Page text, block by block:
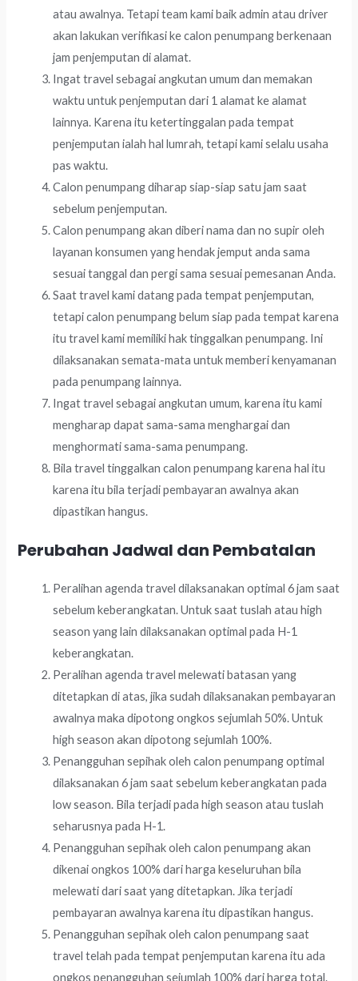
atau awalnya. Tetapi team kami baik admin atau driver
akan lakukan verifikasi ke calon penumpang berkenaan
jam penjemputan di alamat.
Ingat travel sebagai angkutan umum dan memakan
waktu untuk penjemputan dari 1 alamat ke alamat
lainnya. Karena itu ketertinggalan pada tempat
penjemputan ialah hal lumrah, tetapi kami selalu usaha
pas waktu.
Calon penumpang diharap siap-siap satu jam saat
sebelum penjemputan.
Calon penumpang akan diberi nama dan no supir oleh
layanan konsumen yang hendak jemput anda sama
sesuai tanggal dan pergi sama sesuai pemesanan Anda.
Saat travel kami datang pada tempat penjemputan,
tetapi calon penumpang belum siap pada tempat karena
itu travel kami memiliki hak tinggalkan penumpang. Ini
dilaksanakan semata-mata untuk memberi kenyamanan
pada penumpang lainnya.
Ingat travel sebagai angkutan umum, karena itu kami
mengharap dapat sama-sama menghargai dan
menghormati sama-sama penumpang.
Bila travel tinggalkan calon penumpang karena hal itu
karena itu bila terjadi pembayaran awalnya akan
dipastikan hangus.
Perubahan Jadwal dan Pembatalan
Peralihan agenda travel dilaksanakan optimal 6 jam saat
sebelum keberangkatan. Untuk saat tuslah atau high
season yang lain dilaksanakan optimal pada H-1
keberangkatan.
Peralihan agenda travel melewati batasan yang
ditetapkan di atas, jika sudah dilaksanakan pembayaran
awalnya maka dipotong ongkos sejumlah 50%. Untuk
high season akan dipotong sejumlah 100%.
Penangguhan sepihak oleh calon penumpang optimal
dilaksanakan 6 jam saat sebelum keberangkatan pada
low season. Bila terjadi pada high season atau tuslah
seharusnya pada H-1.
Penangguhan sepihak oleh calon penumpang akan
dikenai ongkos 100% dari harga keseluruhan bila
melewati dari saat yang ditetapkan. Jika terjadi
pembayaran awalnya karena itu dipastikan hangus.
Penangguhan sepihak oleh calon penumpang saat
travel telah pada tempat penjemputan karena itu ada
ongkos penangguhan sejumlah 100% dari harga total.